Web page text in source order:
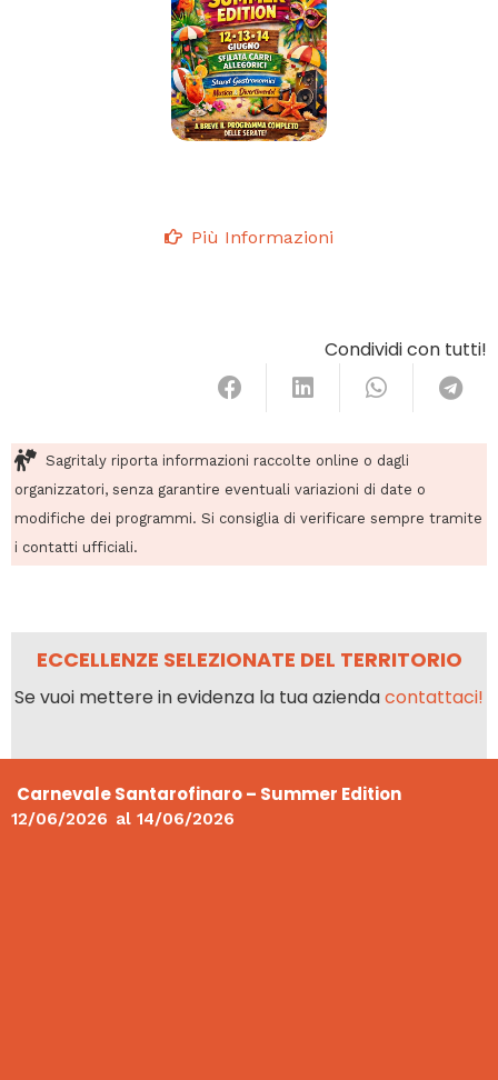
Più Informazioni
Condividi con tutti!
Sagritaly riporta informazioni raccolte online o dagli
organizzatori, senza garantire eventuali variazioni di date o
modifiche dei programmi. Si consiglia di verificare sempre tramite
i contatti ufficiali.
ECCELLENZE SELEZIONATE DEL TERRITORIO
Se vuoi mettere in evidenza la tua aziendacontattaci!
Carnevale Santarofinaro – Summer Edition
12/06/2026 al 14/06/2026